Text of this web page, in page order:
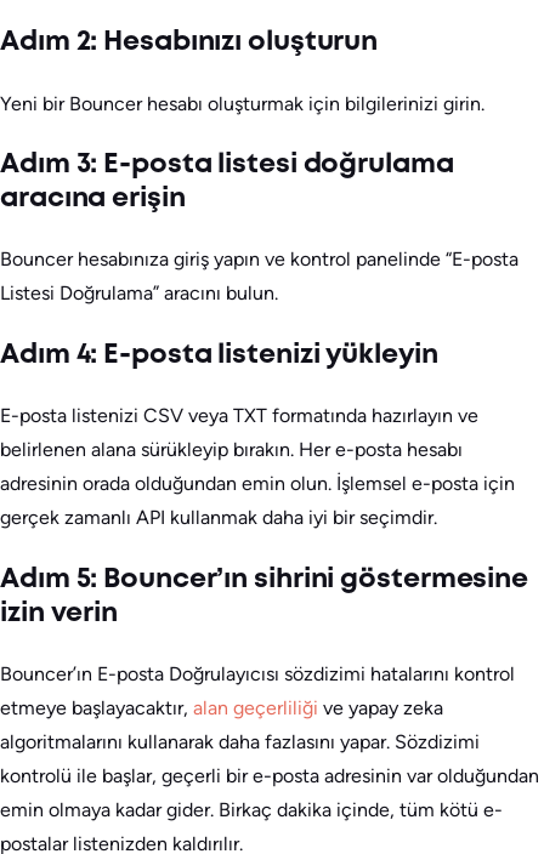
Adım 2: Hesabınızı oluşturun
Yeni bir Bouncer hesabı oluşturmak için bilgilerinizi girin.
Adım 3: E-posta listesi doğrulama
aracına erişin
Bouncer hesabınıza giriş yapın ve kontrol panelinde “E-posta
Listesi Doğrulama” aracını bulun.
Adım 4: E-posta listenizi yükleyin
E-posta listenizi CSV veya TXT formatında hazırlayın ve
belirlenen alana sürükleyip bırakın. Her e-posta hesabı
adresinin orada olduğundan emin olun. İşlemsel e-posta için
gerçek zamanlı API kullanmak daha iyi bir seçimdir.
Adım 5: Bouncer’ın sihrini göstermesine
izin verin
Bouncer’ın E-posta Doğrulayıcısı sözdizimi hatalarını kontrol
etmeye başlayacaktır, alan geçerliliği ve yapay zeka
algoritmalarını kullanarak daha fazlasını yapar. Sözdizimi
kontrolü ile başlar, geçerli bir e-posta adresinin var olduğundan
emin olmaya kadar gider. Birkaç dakika içinde, tüm kötü e-
postalar listenizden kaldırılır.